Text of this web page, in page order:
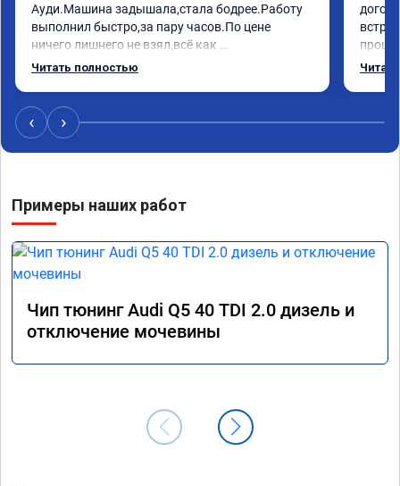
Ауди.Машина задышала,стала бодрее.Работу
выполнил быстро,за пару часов.По цене
ничего лишнего не взял,всё как
договаривались заранее.После работы
поломки авто.Однозначно рекомендую
Алексея как грамотного специалиста!
Читать полностью
Арман
‹ ›
Примеры наших работ
Чип тюнинг Audi Q5 40 TDI 2.0 дизель и
отключение мочевины